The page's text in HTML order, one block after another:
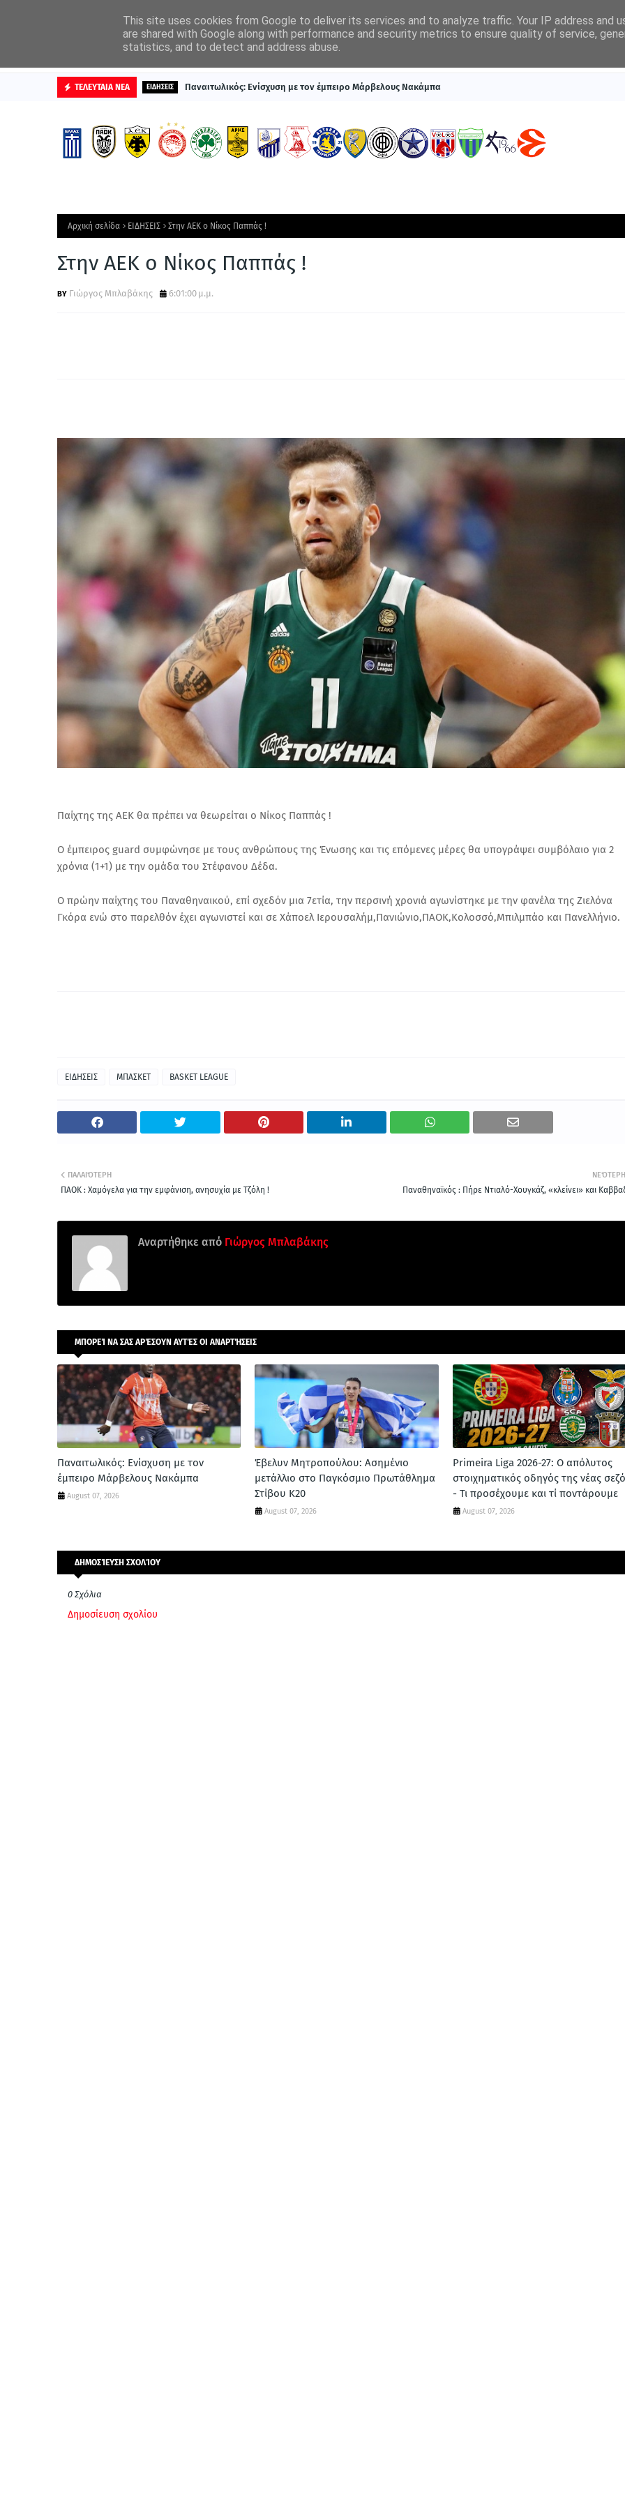
ΒΑΘΜΟΛΟΓΙΕΣ ΠΡΩΤΟΣΕΛΙΔΑ
ΤΕΛΕΥΤΑΙΑ ΝΕΑ ΕΙΔΗΣΕΙΣ Παναιτωλικός: Ενίσχυση με τον έμπειρο Μάρβελους Νακάμπα
Αρχική σελίδα ΕΙΔΗΣΕΙΣ Στην ΑΕΚ ο Νίκος Παππάς !
Στην ΑΕΚ ο Νίκος Παππάς !
Γιώργος Μπλαβάκης 6:01:00 μ.μ.
Παίχτης της ΑΕΚ θα πρέπει να θεωρείται ο Νίκος Παππάς !
Ο έμπειρος guard συμφώνησε με τους ανθρώπους της Ένωσης και τις επόμενες μέρες θα υπογράψει συμβόλαιο για 2
χρόνια (1+1) με την ομάδα του Στέφανου Δέδα.
Ο πρώην παίχτης του Παναθηναικού, επί σχεδόν μια 7ετία, την περσινή χρονιά αγωνίστηκε με την φανέλα της Ζιελόνα
Γκόρα ενώ στο παρελθόν έχει αγωνιστεί και σε Χάποελ Ιερουσαλήμ,Πανιώνιο,ΠΑΟΚ,Κολοσσό,Μπιλμπάο και Πανελλήνιο.
ΕΙΔΗΣΕΙΣ ΜΠΑΣΚΕΤ BASKET LEAGUE
ΝΕΌΤΕΡΗ
Παναθηναϊκός : Πήρε Ντιαλό-Χουγκάζ, «κλείνει» και
ΠΑΛΑΙΌΤΕΡΗ
ΠΑΟΚ : Χαμόγελα για την εμφάνιση, ανησυχία με Τζόλη !
Αναρτήθηκε από Γιώργος Μπλαβάκης
ΜΠΟΡΕΊ ΝΑ ΣΑΣ ΑΡΈΣΟΥΝ ΑΥΤΈΣ ΟΙ ΑΝΑΡΤΉΣΕΙΣ
Παναιτωλικός: Ενίσχυση με τον
έμπειρο Μάρβελους Νακάμπα
August 07, 2026
Έβελυν Μητροπούλου: Ασημένιο
μετάλλιο στο Παγκόσμιο Πρωτάθλημα
Στίβου Κ20
August 07, 2026
Primeira Liga 2026-27: Ο απόλυτος
στοιχηματικός οδηγός της νέας
- Τι προσέχουμε και τί ποντάρουμε
August 07, 2026
ΔΗΜΟΣΊΕΥΣΗ ΣΧΟΛΊΟΥ
0 Σχόλια
Δημοσίευση σχολίου
This site uses cookies from Google to deliver its services and to analyze traffic. Your IP address and
are shared with Google along with performance and security metrics to ensure quality of service,
statistics, and to detect and address abuse.